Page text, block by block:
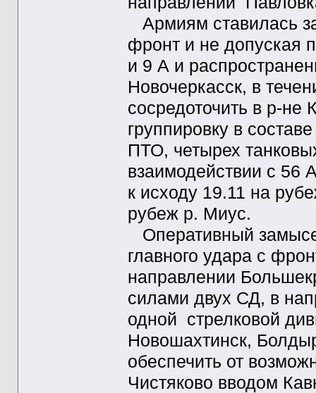
Армиям ставилась
фронт и не допуская
и 9 А и
Новочеркасск, в
сосредоточить в р-
группировку в
ПТО, четырех
взаимодействии с 56
к исходу 19.11 на
рубеж р. Миус.
Оперативный
главного удара с
направлении
силами двух СД, в
одной стрелковой
Новошахтинск,
обеспечить от
Чистяково вводом